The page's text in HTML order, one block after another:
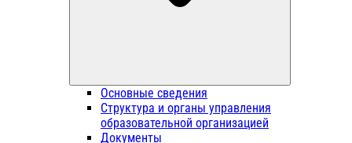
Основные сведения
Структура и органы управления
образовательной организацией
Документы